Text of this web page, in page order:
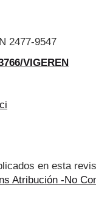
2477-9547
VIGEREN
en esta
Atribución -No